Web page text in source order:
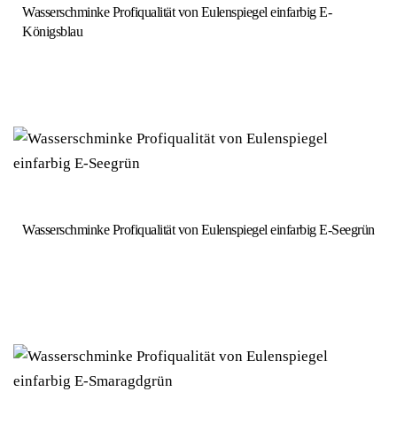
Wasserschminke Profiqualität von Eulenspiegel einfarbig E-
Königsblau
Wasserschminke Profiqualität von Eulenspiegel einfarbig E-Seegrün